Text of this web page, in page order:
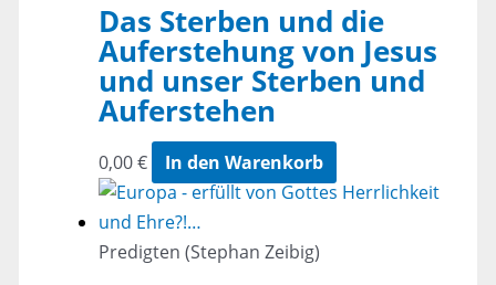
Das Sterben und die
Auferstehung von Jesus
und unser Sterben und
Auferstehen
0,00€ In den Warenkorb
Predigten (Stephan Zeibig)